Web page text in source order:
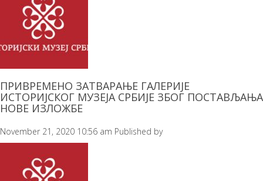
ПРИВРЕМЕНО ЗАТВАРАЊЕ ГАЛЕРИЈЕ
ИСТОРИЈСКОГ МУЗЕЈА СРБИЈЕ ЗБОГ ПОСТАВЉАЊА
НОВЕ ИЗЛОЖБЕ
November 21, 2020 10:56 am Published by